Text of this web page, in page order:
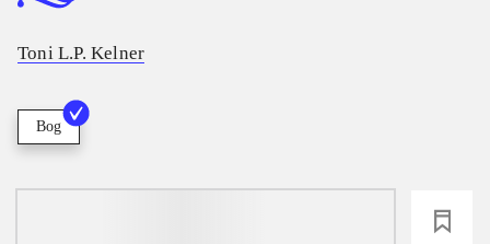
Toni L.P. Kelner
Bog